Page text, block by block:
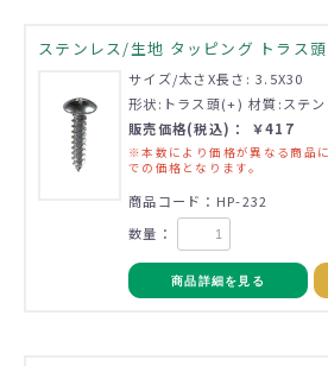
ステンレス/生地 タッピング トラス
サイズ/太さX長さ: 3.5X30
形状:トラス頭(+) 材質:ステ
販売価格(税込)： ￥417
※本数により価格が異なる商品
での価格となります。
商品コード：HP-232
数量：
商品詳細を見る